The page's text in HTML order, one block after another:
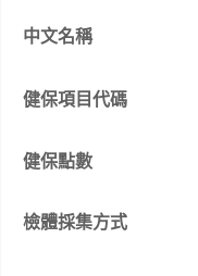
中文名稱
健保項目代碼
健保點數
檢體採集方式